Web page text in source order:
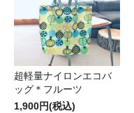
超軽量ナイロンエコバ
ッグ＊フルーツ
1,900円(税込)